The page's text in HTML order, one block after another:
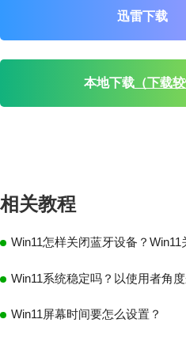
迅雷下载
本地下载（下载
相关教程
Win11屏幕时间要怎么设置？